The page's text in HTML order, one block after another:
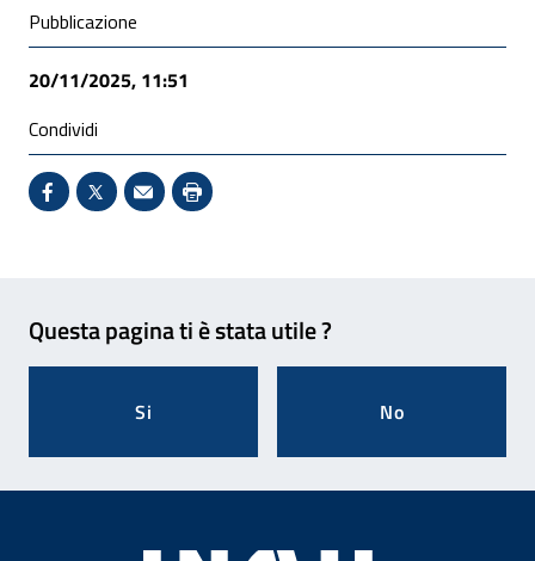
Condivisione social
Pubblicazione
20/11/2025, 11:51
Condividi
Condividi su Facebook - Sito esterno - Apertura in
X - Sito esterno - Apertura in nuova finestra
Invio Mail: apre il programma di posta
Stampa pagina: scelta meno
Questa pagina ti è stata utile ?
Si No